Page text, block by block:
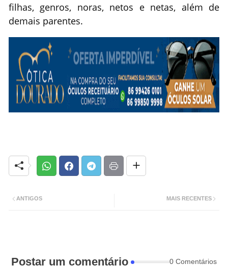
filhas, genros, noras, netos e netas, além de
demais parentes.
MAIS RECENTES
ANTIGOS
Postar um comentário 0 Comentários